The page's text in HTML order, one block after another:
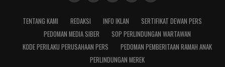
TENTANG KAMI REDAKSI INFO IKLAN
SERTIFIKAT DEWAN PERS
PEDOMAN MEDIA SIBER
SOP PERLINDUNGAN WARTAWAN
KODE PERILAKU PERUSAHAAN PERS
PEDOMAN PEMBERITAAN RAMAH ANAK
PERLINDUNGAN MEREK